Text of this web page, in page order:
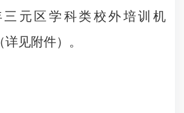
元区学科类校外培训机
见附件）。